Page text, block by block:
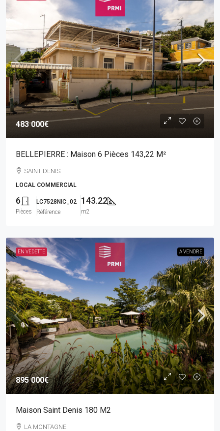
483 000€
BELLEPIERRE : Maison 6 Pièces 143,22 M²
SAINT DENIS
LOCAL COMMERCIAL
6
Pièces
LC7528NIC_02
Référence
143.22
m2
EN VEDETTE A VENDRE
895 000€
Maison Saint Denis 180 M2
LA MONTAGNE